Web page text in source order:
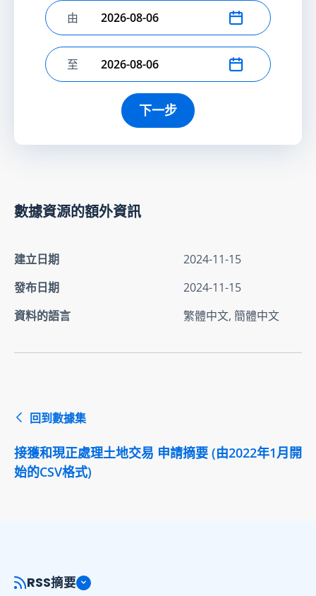
選擇開始日期
由
選擇結束日期
至
下一步
數據資源的額外資訊
建立日期
2024-11-15
發布日期
2024-11-15
資料的語言
繁體中文, 簡體中文
回到數據集
接獲和現正處理土地交易 申請摘要 (由2022年1月開
始的CSV格式)
RSS摘要